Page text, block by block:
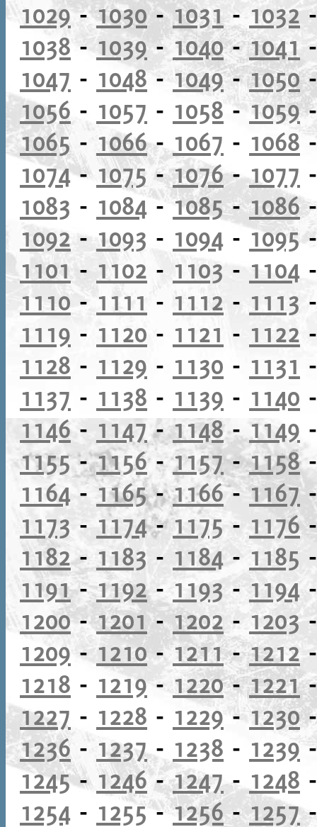
1029-1030-1031 -1032
1038-1039- 1040-1041
1047 - 1048-1049-1050
1056 - 1057 - 1058 -1059
1065 - 1066- 1067 - 1068
1074- 1075-1076-1077
1083 - 1084-1085-1086
1092- 1093 - 1094 -1095
1101- 1102 - 1103 - 1104
1110- 1111 - 1112 - 1113
1119 - 1120 - 1121 - 1122
1128 - 1129 - 1130 - 1131
1137 - 1138 - 1139 - 1140
1146-1147-1148- 1149
1155-1156-1157-1158
1164 - 1165-1166-1167
1173 - 1174-1175- 1176
1182- 1183 - 1184 - 1185
1191-1192-1193-1194
1200-1201-1202 -1203
1209 - 1210-1211-1212
1218 - 1219- 1220-1221
1227 - 1228 - 1229-1230
1236 - 1237- 1238 - 1239
1245- 1246-1247- 1248
1254 - 1255-1256-1257